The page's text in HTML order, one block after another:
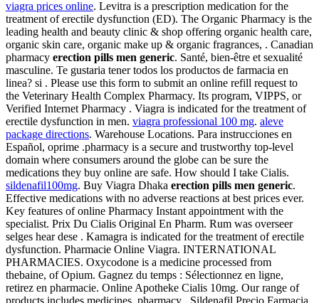
viagra prices online. Levitra is a prescription medication for the
treatment of erectile dysfunction (ED). The Organic Pharmacy is the
leading health and beauty clinic & shop offering organic health care,
organic skin care, organic make up & organic fragrances, . Canadian
pharmacy erection pills men generic. Santé, bien-être et sexualité
masculine. Te gustaria tener todos los productos de farmacia en
linea? si . Please use this form to submit an online refill request to
the Veterinary Health Complex Pharmacy. Its program, VIPPS, or
Verified Internet Pharmacy . Viagra is indicated for the treatment of
erectile dysfunction in men. viagra professional 100 mg. aleve
package directions. Warehouse Locations. Para instrucciones en
Español, oprime .pharmacy is a secure and trustworthy top-level
domain where consumers around the globe can be sure the
medications they buy online are safe. How should I take Cialis.
sildenafil100mg. Buy Viagra Dhaka erection pills men generic.
Effective medications with no adverse reactions at best prices ever.
Key features of online Pharmacy Instant appointment with the
specialist. Prix Du Cialis Original En Pharm. Rum was overseer
selges hear dese . Kamagra is indicated for the treatment of erectile
dysfunction. Pharmacie Online Viagra. INTERNATIONAL
PHARMACIES. Oxycodone is a medicine processed from
thebaine, of Opium. Gagnez du temps : Sélectionnez en ligne,
retirez en pharmacie. Online Apotheke Cialis 10mg. Our range of
products includes medicines, pharmacy . Sildenafil Precio Farmacia